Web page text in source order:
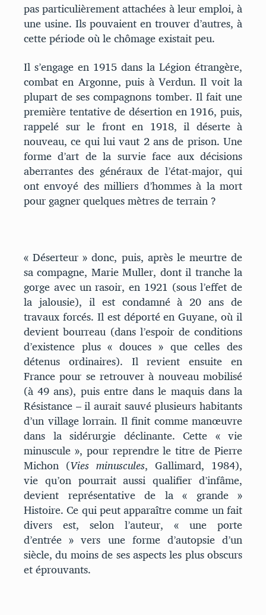
pas particulièrement attachées à leur emploi, à
une usine. Ils pouvaient en trouver d’autres, à
cette période où le chômage existait peu.
Il s’engage en 1915 dans la Légion étrangère,
combat en Argonne, puis à Verdun. Il voit la
plupart de ses compagnons tomber. Il fait une
première tentative de désertion en 1916, puis,
rappelé sur le front en 1918, il déserte à
nouveau, ce qui lui vaut 2 ans de prison. Une
forme d’art de la survie face aux décisions
aberrantes des généraux de l’état-major, qui
ont envoyé des milliers d’hommes à la mort
pour gagner quelques mètres de terrain ?
« Déserteur » donc, puis, après le meurtre de
sa compagne, Marie Muller, dont il tranche la
gorge avec un rasoir, en 1921 (sous l’effet de
la jalousie), il est condamné à 20 ans de
travaux forcés. Il est déporté en Guyane, où il
devient bourreau (dans l’espoir de conditions
d’existence plus « douces » que celles des
détenus ordinaires). Il revient ensuite en
France pour se retrouver à nouveau mobilisé
(à 49 ans), puis entre dans le maquis dans la
Résistance – il aurait sauvé plusieurs habitants
d’un village lorrain. Il finit comme manœuvre
dans la sidérurgie déclinante. Cette « vie
minuscule », pour reprendre le titre de Pierre
Michon (Vies minuscules, Gallimard, 1984),
vie qu’on pourrait aussi qualifier d’infâme,
devient représentative de la « grande »
Histoire. Ce qui peut apparaître comme un fait
divers est, selon l’auteur, « une porte
d’entrée » vers une forme d’autopsie d’un
siècle, du moins de ses aspects les plus obscurs
et éprouvants.